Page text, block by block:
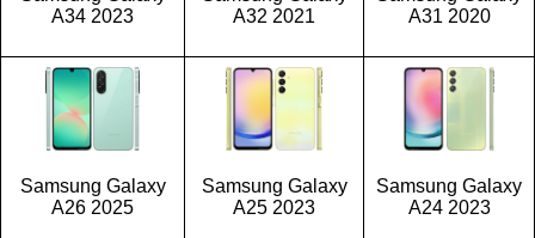
A34 2023
A32 2021
A31 2020
Samsung Galaxy
A26 2025
Samsung Galaxy
A25 2023
Samsung Galaxy
A24 2023